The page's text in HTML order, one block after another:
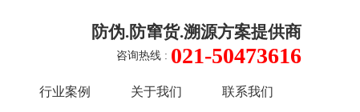
防伪.防窜货.溯源方案提供商
咨询热线 : 021-50473616
行业案例 关于我们 联系我们